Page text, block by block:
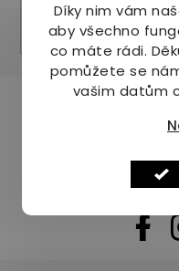
Díky nim vám
aby všechno
co máte rádi.
pomůžete se
vašim datům
Potřebujete s
+420
info@